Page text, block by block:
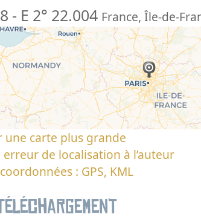
- E 2° 22.004 France, Île-de-
une carte plus grande
de localisation à l’auteur
: GPS, KML